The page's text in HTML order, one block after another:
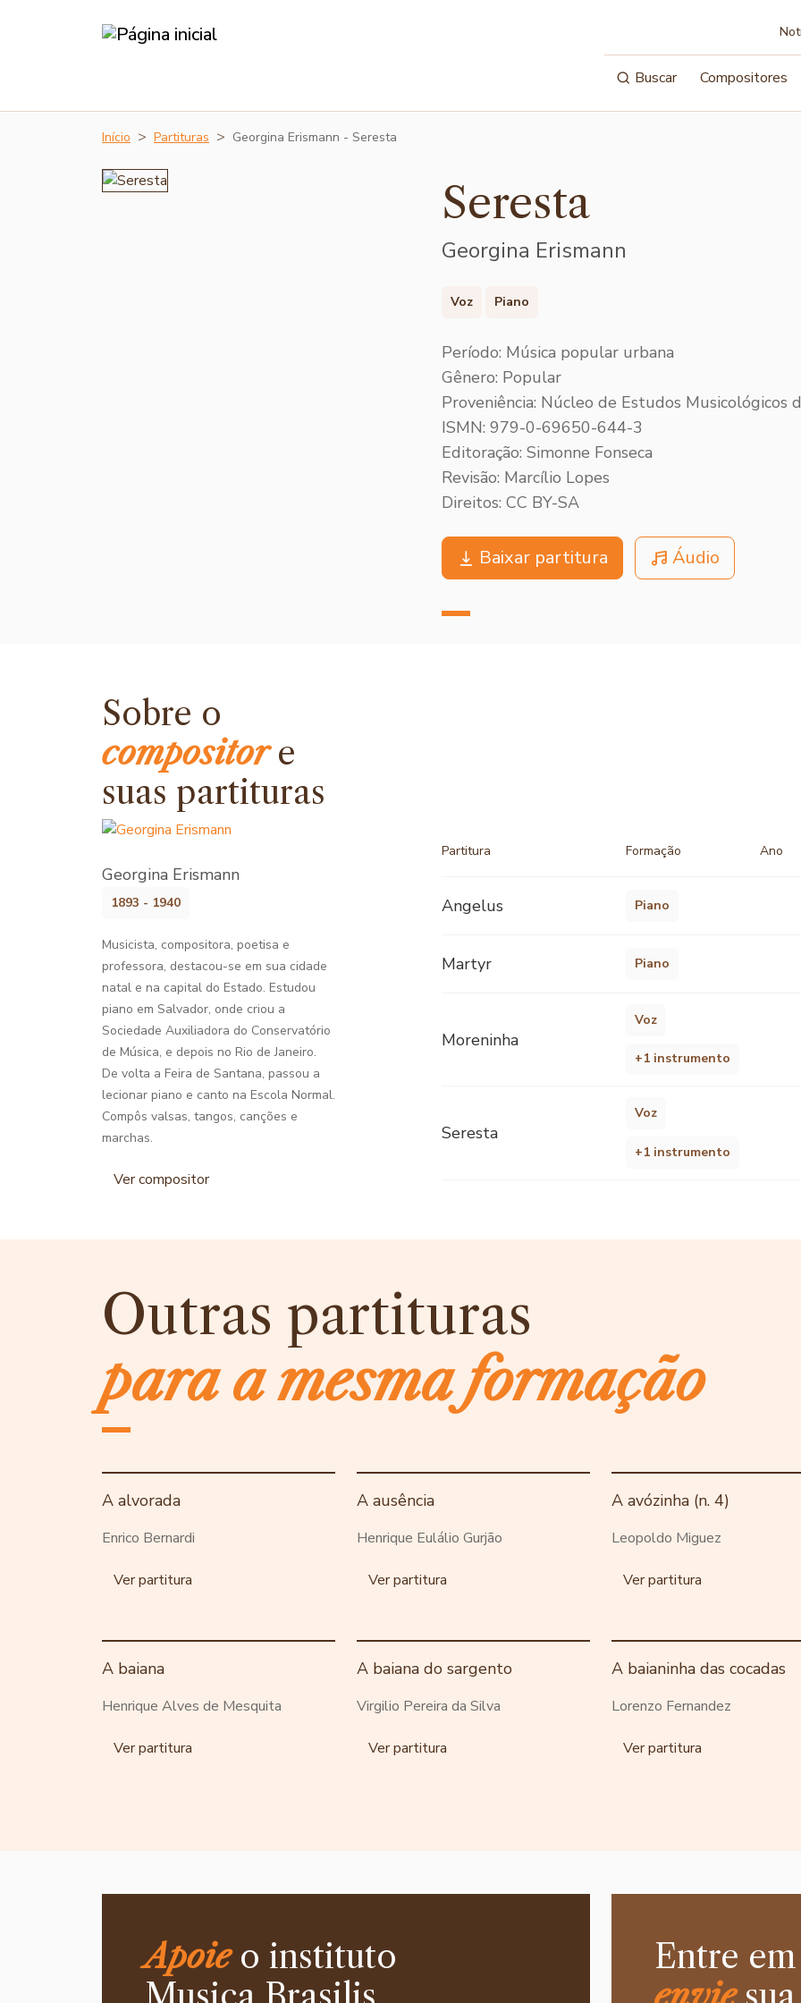
Buscar Compositores
Início Partituras Georgina Erismann - Seresta
Seresta
Georgina Erismann
Voz Piano
Período: Música popular urbana
Gênero: Popular
Proveniência: Núcleo de Estudos Musicológicos
ISMN: 979-0-69650-644-3
Editoração: Simonne Fonseca
Revisão: Marcílio Lopes
Direitos: CC BY-SA
Baixar partitura Áudio
Sobre o
compositore
suas partituras
Georgina Erismann
1893 - 1940
Musicista, compositora, poetisa e
professora, destacou-se em sua cidade
natal e na capital do Estado. Estudou
piano em Salvador, onde criou a
Sociedade Auxiliadora do Conservatório
de Música, e depois no Rio de Janeiro.
De volta a Feira de Santana, passou a
lecionar piano e canto na Escola Normal.
Compôs valsas, tangos, canções e
marchas.
Ver compositor
Partitura Formação Ano
Angelus Piano
Martyr Piano
Moreninha
Voz
+1 instrumento
Seresta
Voz
+1 instrumento
Outras partituras
para a mesma formação
A alvorada
Enrico Bernardi
Ver partitura
A ausência
Henrique Eulálio Gurjão
Ver partitura
A avózinha (n. 4)
Leopoldo Miguez
Ver partitura
A baiana
Henrique Alves de Mesquita
Ver partitura
A baiana do sargento
Virgilio Pereira da Silva
Ver partitura
A baianinha das cocadas
Lorenzo Fernandez
Ver partitura
Apoieo instituto
Entre